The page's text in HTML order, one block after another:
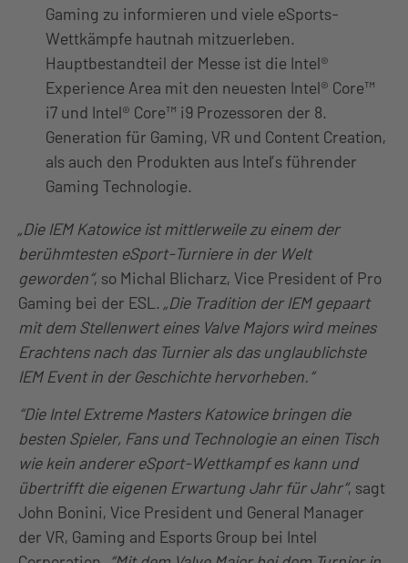
Gaming zu informieren und viele eSports-
Wettkämpfe hautnah mitzuerleben.
Hauptbestandteil der Messe ist die Intel®
Experience Area mit den neuesten Intel® Core™
i7 und Intel® Core™ i9 Prozessoren der 8.
Generation für Gaming, VR und Content Creation,
als auch den Produkten aus Intel’s führender
Gaming Technologie.
„Die IEM Katowice ist mittlerweile zu einem der
berühmtesten eSport-Turniere in der Welt
geworden“, so Michal Blicharz, Vice President of Pro
Gaming bei der ESL. „Die Tradition der IEM gepaart
mit dem Stellenwert eines Valve Majors wird meines
Erachtens nach das Turnier als das unglaublichste
IEM Event in der Geschichte hervorheben.“
“Die Intel Extreme Masters Katowice bringen die
besten Spieler, Fans und Technologie an einen Tisch
wie kein anderer eSport-Wettkampf es kann und
übertrifft die eigenen Erwartung Jahr für Jahr“, sagt
John Bonini, Vice President und General Manager
der VR, Gaming and Esports Group bei Intel